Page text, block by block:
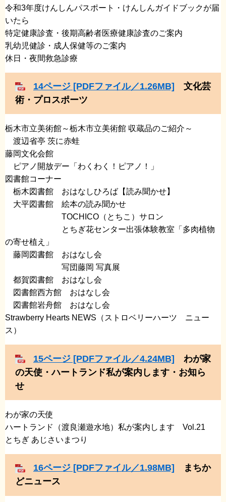
令和3年度けんしんパスポート・けんしんガイドブックが届
いたら
​特定健康診査・後期高齢者医療健康診査のご案内
乳幼児健診・成人保健等のご案内
休日・夜間救急診療
14ページ [PDFファイル／1.26MB] 文化芸
術・プロスポーツ
栃木市立美術館～栃木市立美術館 収蔵品のご紹介～
​ 渡辺省亭 茨に赤蛙
藤岡文化会館
​ ピアノ開放デー「わくわく！ピアノ！」
図書館コーナー
栃木図書館 おはなしひろば【読み聞かせ】
大平図書館 絵本の読み聞かせ
TOCHICO（とちこ）サロン
​ とちぎ花センター出張体験教室「多肉植物
の寄せ植え」
藤岡図書館 おはなし会
​ 写団藤岡 写真展
都賀図書館 おはなし会
図書館西方館 おはなし会
図書館岩舟館 おはなし会
Strawberry Hearts NEWS（ストロベリーハーツ ニュー
ス）
15ページ [PDFファイル／4.24MB] わが家
の天使・ハートランド私が案内します・お知ら
せ
わが家の天使
​ハートランド（渡良瀬遊水地）私が案内します Vol.21
とちぎ あじさいまつり
16ページ [PDFファイル／1.98MB]
まちか
どニュース